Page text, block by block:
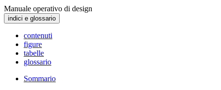
Manuale operativo di design
indici e glossario
contenuti
figure
tabelle
glossario
Sommario